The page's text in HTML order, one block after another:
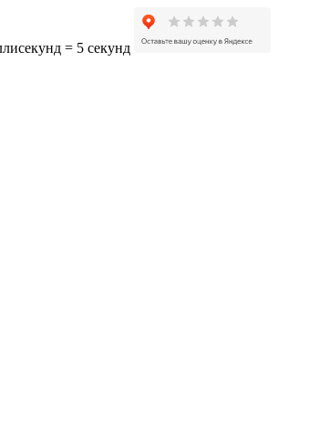
= 5 секунд